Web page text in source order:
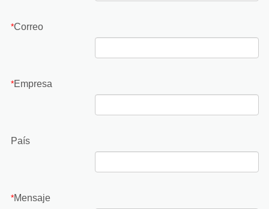
*Correo
*Empresa
País
*Mensaje